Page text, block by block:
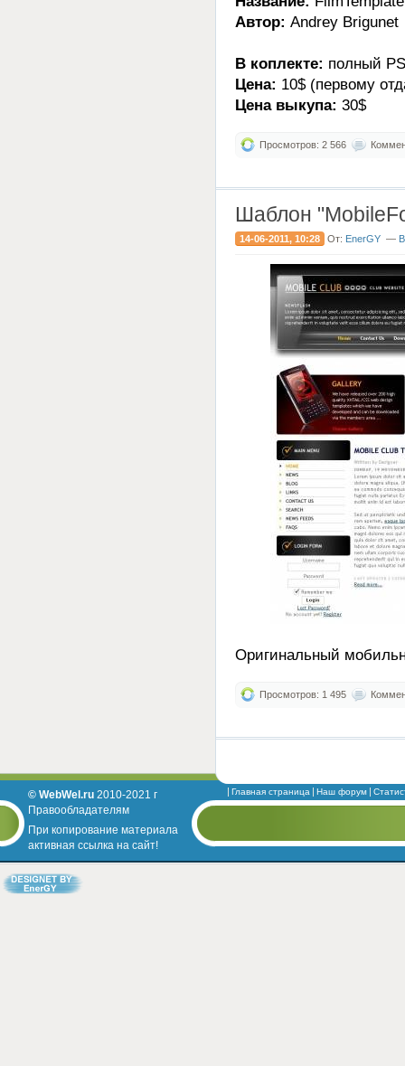
Автор: Andrey Brigunet
В коплекте: полный
Цена: 10$ (первому
Цена выкупа: 30$
Просмотров: 2 566
Шаблон
14-06-2011, 10:28 От: EnerGY —
Оригинальный
Просмотров: 1 495
© WebWel.ru 2010-2021 г
Правообладателям
При копирование материала
активная ссылка на сайт!
Главная страница Наш форум